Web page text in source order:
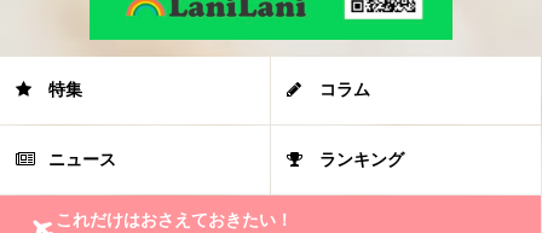
特集 コラム
ニュース ランキング
これだけはおさえておきたい！